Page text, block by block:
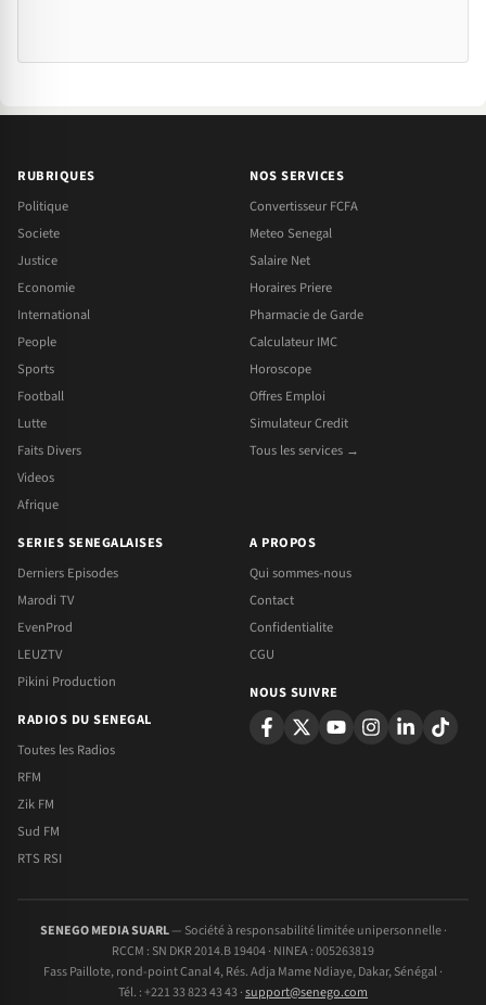
RUBRIQUES
Politique
Societe
Justice
Economie
International
People
Sports
Football
Lutte
Faits Divers
Videos
Afrique
NOS SERVICES
Convertisseur FCFA
Meteo Senegal
Salaire Net
Horaires Priere
Pharmacie de Garde
Calculateur IMC
Horoscope
Offres Emploi
Simulateur Credit
Tous les services →
SERIES SENEGALAISES
Derniers Episodes
Marodi TV
EvenProd
LEUZTV
Pikini Production
RADIOS DU SENEGAL
Toutes les Radios
RFM
Zik FM
Sud FM
RTS RSI
A PROPOS
Qui sommes-nous
Contact
Confidentialite
CGU
NOUS SUIVRE
SENEGO MEDIA SUARL— Société à responsabilité limitée unipersonnelle ·
RCCM : SN DKR 2014.B 19404 · NINEA : 005263819
Fass Paillote, rond-point Canal 4, Rés. Adja Mame Ndiaye, Dakar, Sénégal ·
Tél. : +221 33 823 43 43 ·support@senego.com